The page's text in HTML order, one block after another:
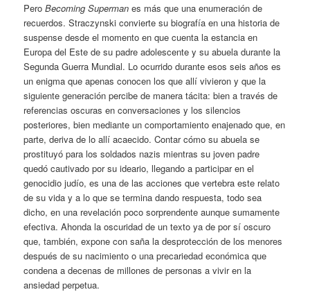
PeroBecoming Superman es más que una enumeración de
recuerdos. Straczynski convierte su biografía en una historia de
suspense desde el momento en que cuenta la estancia en
Europa del Este de su padre adolescente y su abuela durante la
Segunda Guerra Mundial. Lo ocurrido durante esos seis años es
un enigma que apenas conocen los que allí vivieron y que la
siguiente generación percibe de manera tácita: bien a través de
referencias oscuras en conversaciones y los silencios
posteriores, bien mediante un comportamiento enajenado que, en
parte, deriva de lo allí acaecido. Contar cómo su abuela se
prostituyó para los soldados nazis mientras su joven padre
quedó cautivado por su ideario, llegando a participar en el
genocidio judío, es una de las acciones que vertebra este relato
de su vida y a lo que se termina dando respuesta, todo sea
dicho, en una revelación poco sorprendente aunque sumamente
efectiva. Ahonda la oscuridad de un texto ya de por sí oscuro
que, también, expone con saña la desprotección de los menores
después de su nacimiento o una precariedad económica que
condena a decenas de millones de personas a vivir en la
ansiedad perpetua.